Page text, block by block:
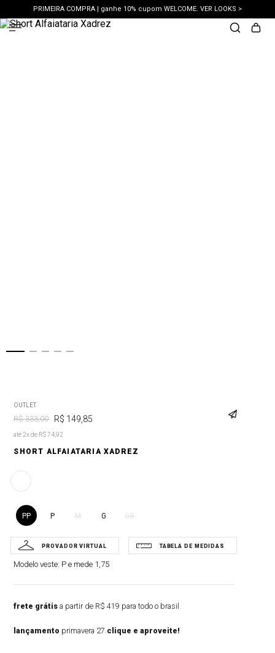
PRIMEIRA COMPRA | ganhe 10% cupom WELCOME. VER LOOKS >
PIX | 5% off no pix à vista. APROVEITAR >
OUTLET
R$ 333,00 R$ 149 85
até 2x de R$ 74,92
SHORT ALFAIATARIA XADREZ
PP P M G GG
Modelo veste: P e mede 1,75
frete grátis a partir de R$ 419 para todo o brasil
lançamento primavera 27.clique e aproveite!